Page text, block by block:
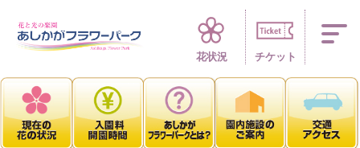
四季折々 花の
花状況 チケット